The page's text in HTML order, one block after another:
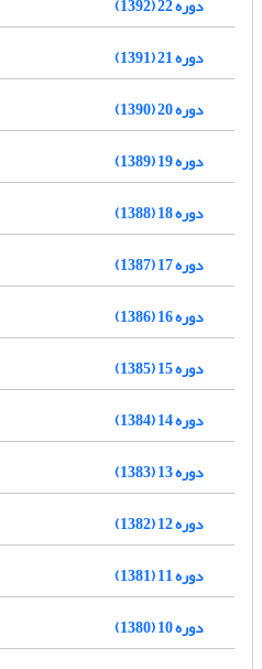
دوره 21 (1391)
دوره 20 (1390)
دوره 19 (1389)
دوره 18 (1388)
دوره 17 (1387)
دوره 16 (1386)
دوره 15 (1385)
دوره 14 (1384)
دوره 13 (1383)
دوره 12 (1382)
دوره 11 (1381)
دوره 10 (1380)